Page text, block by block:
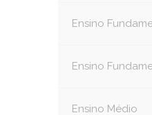
Ensino
Ensino
Ensino Médio